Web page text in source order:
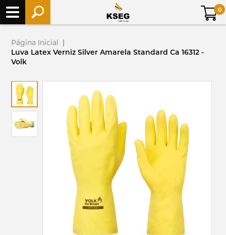
0
Página Inicial |
Luva Latex Verniz Silver Amarela Standard Ca 16312 -
Volk